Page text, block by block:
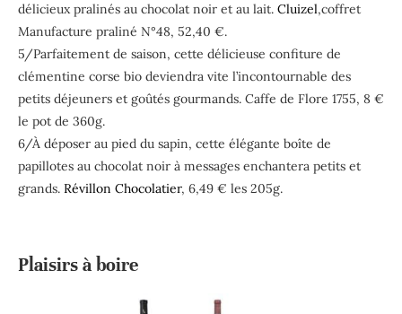
délicieux pralinés au chocolat noir et au lait. Cluizel,coffret
Manufacture praliné N°48, 52,40 €.
5/Parfaitement de saison, cette délicieuse confiture de
clémentine corse bio deviendra vite l’incontournable des
petits déjeuners et goûtés gourmands. Caffe de Flore 1755, 8 €
le pot de 360g.
6/À déposer au pied du sapin, cette élégante boîte de
papillotes au chocolat noir à messages enchantera petits et
grands. Révillon Chocolatier, 6,49 € les 205g.
Plaisirs à boire